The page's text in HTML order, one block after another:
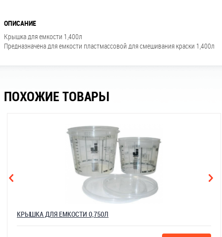
ОПИСАНИЕ
Крышка для емкости 1,400л
Предназначена для емкости пластмассовой для смешивания краски 1,400л
ПОХОЖИЕ ТОВАРЫ
КРЫШКА ДЛЯ ЕМКОСТИ 0,750Л